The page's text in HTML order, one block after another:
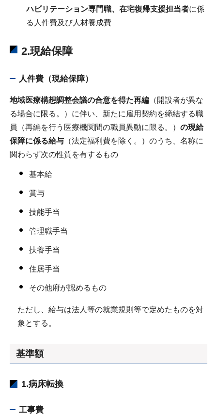
ハビリテーション専門職、在宅復帰支援担当者に係
る人件費及び人材養成費
2.現給保障
人件費（現給保障）
地域医療構想調整会議の合意を得た再編 （開設者が異な
る場合に限る。）に伴い、新たに雇用契約を締結する職
員（再編を行う医療機関間の職員異動に限る。） の現給
保障に係る給与 （法定福利費を除く。）のうち、名称に
関わらず次の性質を有するもの
基本給
賞与
技能手当
管理職手当
扶養手当
住居手当
その他府が認めるもの
ただし、給与は法人等の就業規則等で定めたものを対
象とする。
基準額
1.病床転換
工事費